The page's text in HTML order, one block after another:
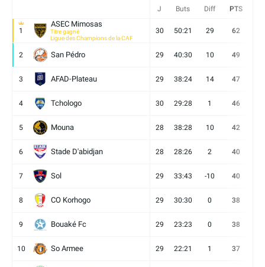
J Buts Diff PTS
1
ASEC Mimosas
Titre gagné
Ligue des Champions de la CAF
30 50:21 29 62
2 San Pédro 29 40:30 10 49
3 AFAD-Plateau 29 38:24 14 47
4 Tchologo 30 29:28 1 46
5 Mouna 28 38:28 10 42
6 Stade D'abidjan 28 28:26 2 40
7 Sol 29 33:43 -10 40
8 CO Korhogo 29 30:30 0 38
9 Bouaké Fc 29 23:23 0 38
10 So Armee 29 22:21 1 37